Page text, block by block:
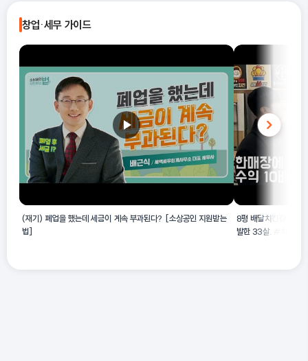
각의 구체적인 제조 대상 기체(공기, 특정 가스 등)와 펌프의 작동
방식(회전형, 왕복형 등) 및 용도(공업용, 계량용 등)에 따라 표준산
창업·세무 가이드
(재기) 폐업을 했는데 세금이 계속 부과된다? [소상공인 지원받는
법]
8평 배달치킨집에서
발한 33살. #치킨멀